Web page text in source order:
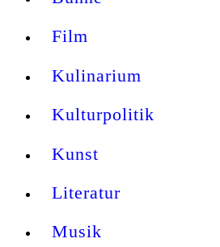
Film
Kulinarium
Kulturpolitik
Kunst
Literatur
Musik